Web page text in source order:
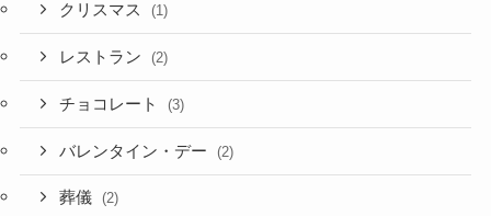
クリスマス (1)
レストラン (2)
チョコレート (3)
バレンタイン・デー (2)
葬儀 (2)